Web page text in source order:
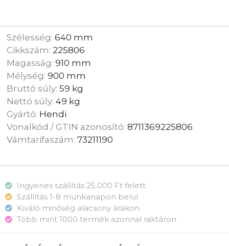
Szélesség:640 mm
Cikkszám: 225806
Magasság:910 mm
Mélység:900 mm
Bruttó súly:59 kg
Nettó súly:49 kg
Gyártó: Hendi
Vonalkód / GTIN azonosító:8711369225806
Vámtarifaszám:73211190
Ingyenes szállítás 25.000 Ft felett
Szállítás 1-8 munkanapon belül
Kiváló minőség alacsony árakon
Több mint 1000 termék azonnal raktáron